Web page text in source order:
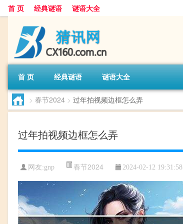
首 页 经典谜语 谜语大全
首 页 经典谜语 谜语大全
> 春节2024 > 过年拍视频边框怎么弄
过年拍视频边框怎么弄
网友:gnp 春节2024 2024-02-12 19:31:58